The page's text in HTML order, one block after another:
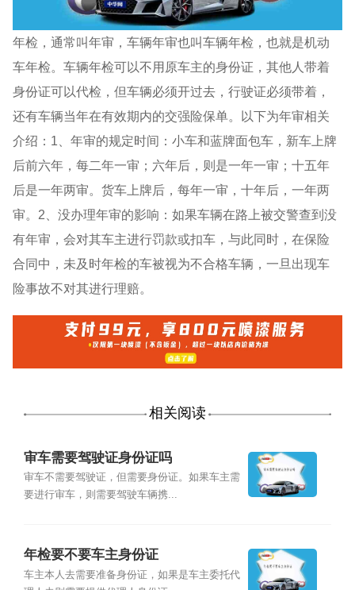
年检，通常叫年审，车辆年审也叫车辆年检，也就是机动
车年检。车辆年检可以不用原车主的身份证，其他人带着
身份证可以代检，但车辆必须开过去，行驶证必须带着，
还有车辆当年在有效期内的交强险保单。以下为年审相关
介绍：1、年审的规定时间：小车和蓝牌面包车，新车上牌
后前六年，每二年一审；六年后，则是一年一审；十五年
后是一年两审。货车上牌后，每年一审，十年后，一年两
审。2、没办理年审的影响：如果车辆在路上被交警查到没
有年审，会对其车主进行罚款或扣车，与此同时，在保险
合同中，未及时年检的车被视为不合格车辆，一旦出现车
险事故不对其进行理赔。
相关阅读
审车需要驾驶证身份证吗
审车不需要驾驶证，但需要身份证。如果车主需
要进行审车，则需要驾驶车辆携...
年检要不要车主身份证
车主本人去需要准备身份证，如果是车主委托代